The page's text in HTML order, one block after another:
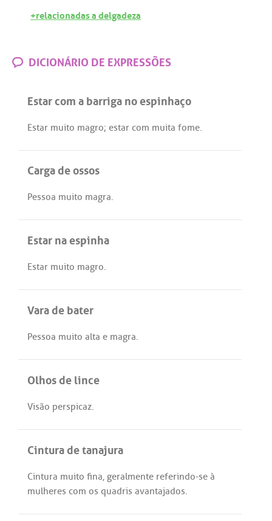
+relacionadas a delgadeza
DICIONÁRIO DE EXPRESSÕES
Estar com a barriga no espinhaço
Estar muito magro; estar com muita fome.
Carga de ossos
Pessoa muito magra.
Estar na espinha
Estar muito magro.
Vara de bater
Pessoa muito alta e magra.
Olhos de lince
Visão perspicaz.
Cintura de tanajura
Cintura muito fina, geralmente referindo-se à
mulheres com os quadris avantajados.